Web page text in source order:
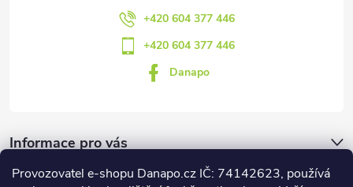
Provozovatel e-shopu Danapo.cz IČ: 74142623, používá
+420 604 377 446
+420 604 377 446
Danapo
Informace pro vás